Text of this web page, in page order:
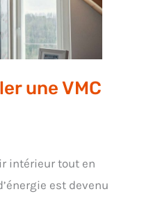
une VMC
intérieur tout en
est devenu